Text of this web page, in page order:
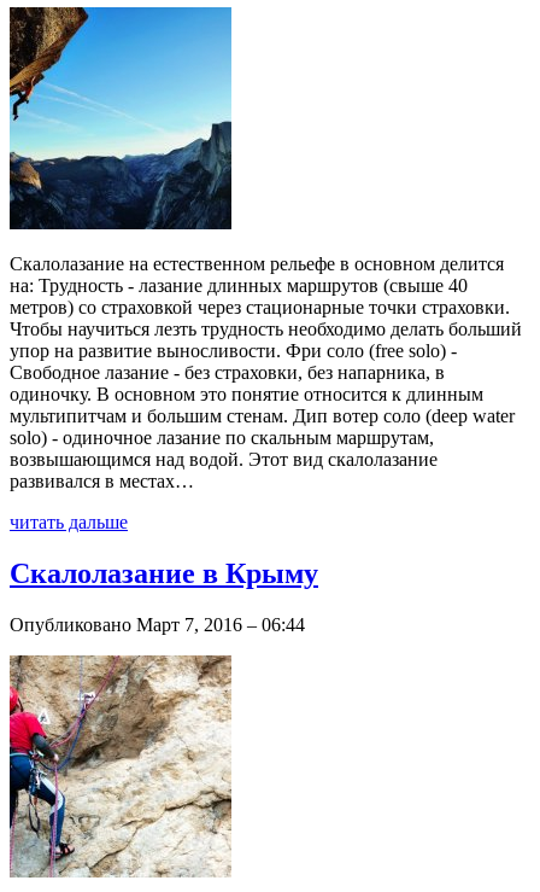
Скалолазание на естественном рельефе в основном делится
на: Трудность - лазание длинных маршрутов (свыше 40
метров) со страховкой через стационарные точки страховки.
Чтобы научиться лезть трудность необходимо делать больший
упор на развитие выносливости. Фри соло (free solo) -
Свободное лазание - без страховки, без напарника, в
одиночку. В основном это понятие относится к длинным
мультипитчам и большим стенам. Дип вотер соло (deep water
solo) - одиночное лазание по скальным маршрутам,
возвышающимся над водой. Этот вид скалолазание
развивался в местах…
читать дальше
Скалолазание в Крыму
Опубликовано Март 7, 2016 – 06:44